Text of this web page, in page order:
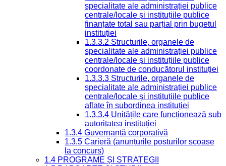
specialitate ale administrației publice
centrale/locale și instituțiile publice
finanțate total sau parțial prin bugetul
instituției
1.3.3.2 Structurile, organele de
specialitate ale administrației publice
centrale/locale și instituțiile publice
coordonate de conducătorul instituției
1.3.3.3 Structurile, organele de
specialitate ale administrației publice
centrale/locale și instituțiile publice
aflate în subordinea instituției
1.3.3.4 Unitățile care funcționează sub
autoritatea instituției
1.3.4 Guvernanță corporativă
1.3.5 Carieră (anunțurile posturilor scoase
la concurs)
1.4 PROGRAME ȘI STRATEGII